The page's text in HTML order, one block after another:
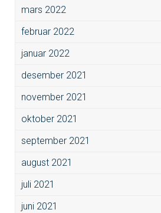
mars 2022
februar 2022
januar 2022
desember 2021
november 2021
oktober 2021
september 2021
august 2021
juli 2021
juni 2021